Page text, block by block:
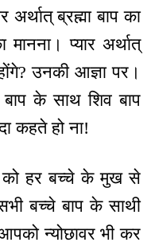
अर्थात् ब्रह्मा बाप का
प्यार अर्थात्
उनकी आज्ञा पर।
बाप के साथ शिव बाप
कहते हो ना!
को हर बच्चे के मुख से
बच्चे बाप के साथी
न्योछावर भी कर